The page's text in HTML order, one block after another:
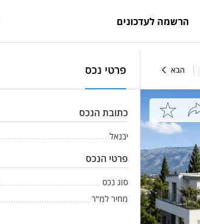
הרשמה לעדכונים
הבא פרטי נכס
כתובת הנכס
יבנאל
פרטי הנכס
סוג נכס
מחיר למ"ר